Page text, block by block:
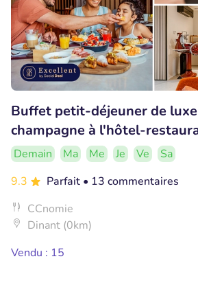
Buffet petit-déjeuner de
champagne à l'hôtel-
Demain Ma Me Je Ve
Sa
9.3
Parfait • 13 commentaires
CCnomie
Dinant (0km)
Vendu : 15